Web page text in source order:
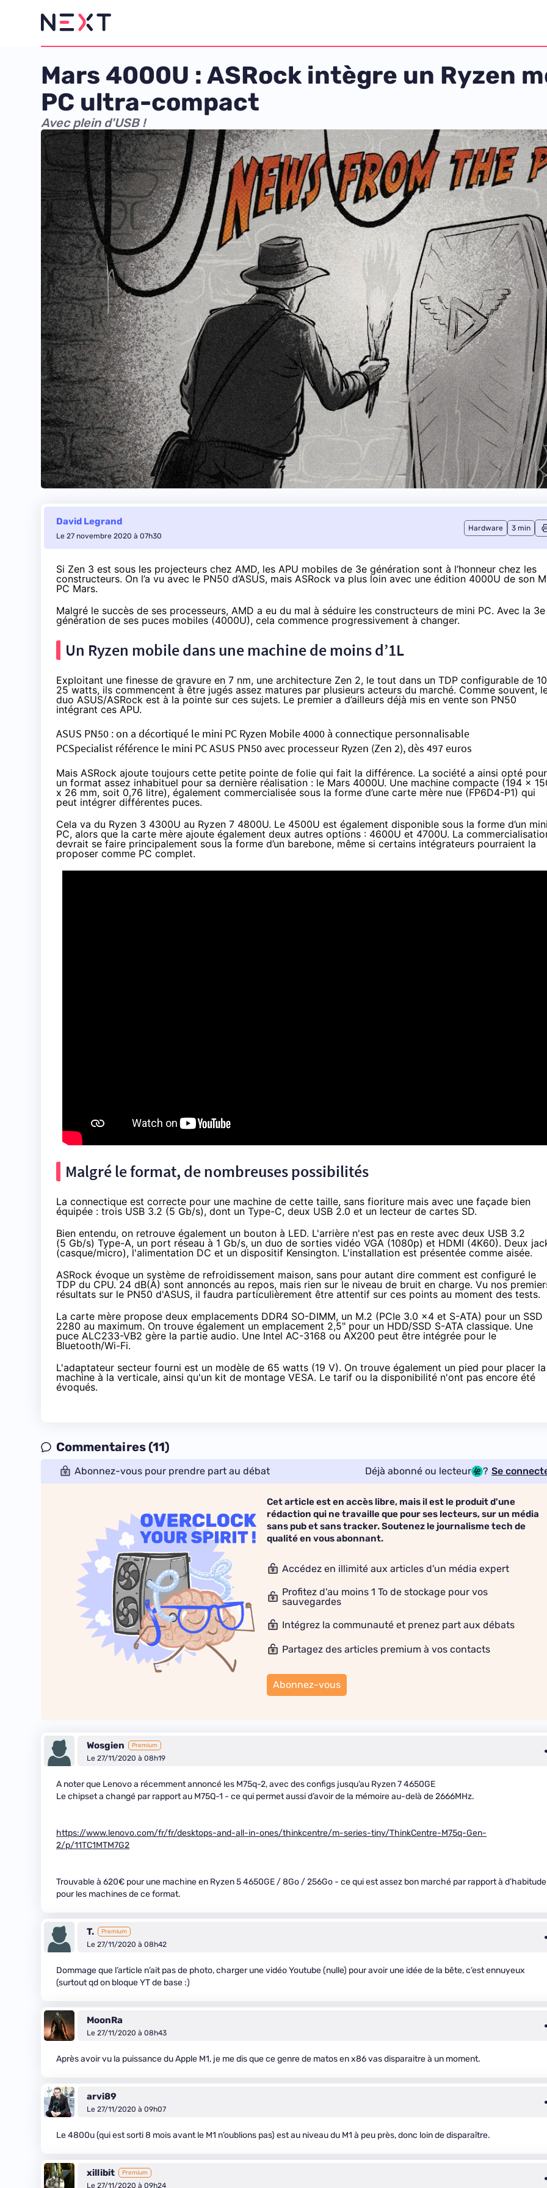
Mars 4000U : ASRock intègre un Ryzen
PC ultra-compact
Avec plein d'USB !
David Legrand
Le 27 novembre 2020 à 07h30
Hardware 3 min
Si Zen 3 est sous les projecteurs chez AMD, les APU mobiles de 3e génération sont à l’honneur chez les
constructeurs. On l’a vu avec le PN50 d’ASUS, mais ASRock va plus loin avec une édition 4000U de son
PC Mars.
Malgré le succès de ses processeurs, AMD a eu du mal à séduire les constructeurs de mini PC. Avec la 3e
génération de ses puces mobiles (4000U), cela commence progressivement à changer.
Un Ryzen mobile dans une machine de moins d’1L
Exploitant une finesse de gravure en 7 nm, une architecture Zen 2, le tout dans un TDP configurable de
25 watts, ils commencent à être jugés assez matures par plusieurs acteurs du marché. Comme souvent,
duo ASUS/ASRock est à la pointe sur ces sujets. Le premier a d’ailleurs déjà mis en vente son PN50
intégrant ces APU.
ASUS PN50 : on a décortiqué le mini PC Ryzen Mobile 4000 à connectique personnalisable
PCSpecialist référence le mini PC ASUS PN50 avec processeur Ryzen (Zen 2), dès 497 euros
Mais ASRock ajoute toujours cette petite pointe de folie qui fait la différence. La société a ainsi opté pour
un format assez inhabituel pour sa dernière réalisation : le Mars 4000U. Une machine compacte (194 x
x 26 mm, soit 0,76 litre), également commercialisée sous la forme d’une carte mère nue (FP6D4-P1) qui
peut intégrer différentes puces.
Cela va du Ryzen 3 4300U au Ryzen 7 4800U. Le 4500U est également disponible sous la forme d’un
PC, alors que la carte mère ajoute également deux autres options : 4600U et 4700U. La
devrait se faire principalement sous la forme d’un barebone, même si certains intégrateurs pourraient la
proposer comme PC complet.
Malgré le format, de nombreuses possibilités
La connectique est correcte pour une machine de cette taille, sans fioriture mais avec une façade bien
équipée : trois USB 3.2 (5 Gb/s), dont un Type-C, deux USB 2.0 et un lecteur de cartes SD.
Bien entendu, on retrouve également un bouton à LED. L'arrière n'est pas en reste avec deux USB 3.2
(5 Gb/s) Type-A, un port réseau à 1 Gb/s, un duo de sorties vidéo VGA (1080p) et HDMI (4K60). Deux
(casque/micro), l'alimentation DC et un dispositif Kensington. L'installation est présentée comme aisée.
ASRock évoque un système de refroidissement maison, sans pour autant dire comment est configuré le
TDP du CPU. 24 dB(A) sont annoncés au repos, mais rien sur le niveau de bruit en charge. Vu nos
résultats sur le PN50 d'ASUS, il faudra particulièrement être attentif sur ces points au moment des tests.
La carte mère propose deux emplacements DDR4 SO-DIMM, un M.2 (PCIe 3.0 x4 et S-ATA) pour un SSD
2280 au maximum. On trouve également un emplacement 2,5" pour un HDD/SSD S-ATA classique. Une
puce ALC233-VB2 gère la partie audio. Une Intel AC-3168 ou AX200 peut être intégrée pour le
Bluetooth/Wi-Fi.
L'adaptateur secteur fourni est un modèle de 65 watts (19 V). On trouve également un pied pour placer la
machine à la verticale, ainsi qu'un kit de montage VESA. Le tarif ou la disponibilité n'ont pas encore été
évoqués.
Commentaires (11)
Abonnez-vous pour prendre part au débat Déjà abonné ou lecteur ? Se
Cet article est en accès libre, mais il est le produit d'une
rédaction qui ne travaille que pour ses lecteurs, sur un média
sans pub et sans tracker. Soutenez le journalisme tech de
qualité en vous abonnant.
Accédez en illimité aux articles d'un média expert
Profitez d'au moins 1 To de stockage pour vos
sauvegardes
Intégrez la communauté et prenez part aux débats
Partagez des articles premium à vos contacts
Abonnez-vous
Wosgien Premium
Le 27/11/2020 à 08h19
A noter que Lenovo a récemment annoncé les M75q-2, avec des configs jusqu’au Ryzen 7 4650GE
Le chipset a changé par rapport au M75Q-1 - ce qui permet aussi d’avoir de la mémoire au-delà de 2666MHz.
https://www.lenovo.com/fr/fr/desktops-and-all-in-ones/thinkcentre/m-series-tiny/ThinkCentre-M75q-Gen-
2/p/11TC1MTM7G2
Trouvable à 620€ pour une machine en Ryzen 5 4650GE / 8Go / 256Go - ce qui est assez bon marché par rapport à d’habitude
pour les machines de ce format.
T. Premium
Le 27/11/2020 à 08h42
Dommage que l’article n’ait pas de photo, charger une vidéo Youtube (nulle) pour avoir une idée de la bête, c’est ennuyeux
(surtout qd on bloque YT de base :)
MoonRa
Le 27/11/2020 à 08h43
Après avoir vu la puissance du Apple M1, je me dis que ce genre de matos en x86 vas disparaitre à un moment.
arvi89
Le 27/11/2020 à 09h07
Le 4800u (qui est sorti 8 mois avant le M1 n’oublions pas) est au niveau du M1 à peu près, donc loin de disparaître.
xillibit Premium
Le 27/11/2020 à 09h24